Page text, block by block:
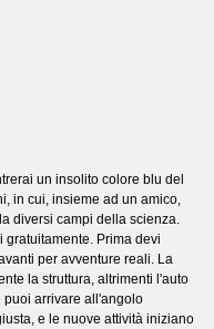
un insolito colore blu del
in cui, insieme ad un amico,
diversi campi della scienza.
Prima devi
per avventure reali. La
la struttura, altrimenti l'auto
puoi arrivare all'angolo
e le nuove attività iniziano